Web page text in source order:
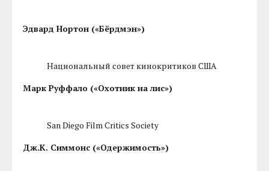
Эдвард Нортон («Бёрдмэн»)
Национальный совет кинокритиков США
Марк Руффало («Охотник на лис»)
San Diego Film Critics Society
Дж.К. Симмонс («Одержимость»)